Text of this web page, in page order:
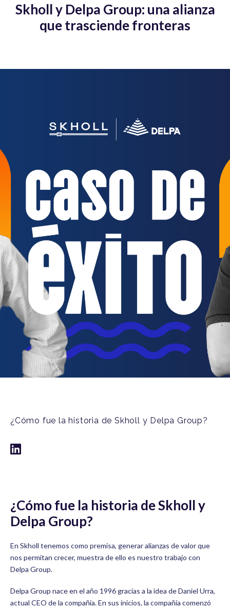
Skholl y Delpa Group: una alianza
que trasciende fronteras
¿Cómo fue la historia de Skholl y Delpa Group?
¿Cómo fue la historia de Skholl y
Delpa Group?
En Skholl tenemos como premisa, generar alianzas de valor que
nos permitan crecer, muestra de ello es nuestro trabajo con
Delpa Group.
Delpa Group nace en el año 1996 gracias a la idea de Daniel Urra,
actual CEO de la compañía. En sus inicios, la compañía comenzó